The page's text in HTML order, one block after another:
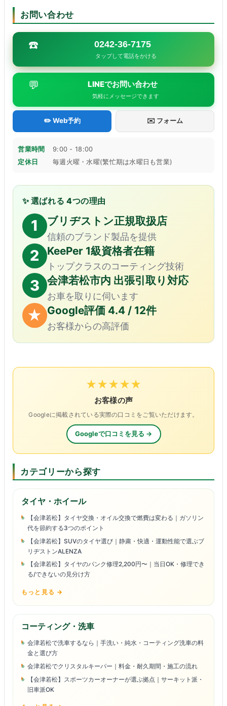
カテゴリーから探す
タイヤ・ホイール
【会津若松】タイヤ交換・オイル交換で燃費は変わる｜ガソリン
代を節約する3つのポイント
【会津若松】SUVのタイヤ選び｜静粛・快適・運動性能で選ぶブ
リヂストンALENZA
【会津若松】タイヤのパンク修理2,200円〜｜当日OK・修理でき
る/できないの見分け方
もっと見る →
コーティング・洗車
会津若松で洗車するなら｜手洗い・純水・コーティング洗車の料
金と選び方
会津若松でクリスタルキーパー｜料金・耐久期間・施工の流れ
【会津若松】スポーツカーオーナーが選ぶ拠点｜サーキット派・
旧車派OK
お問い合わせ
☎️ 0242-36-7175
タップして電話をかける
💬 LINEでお問い合わせ
気軽にメッセージできます
✏️ Web予約 ✉️ フォーム
営業時間
9:00 - 18:00
定休日
毎週火曜・水曜(繁忙期は水曜日も営業)
★★★★★
お客様の声
Googleに掲載されている実際の口コミをご覧いただけます。
Googleで口コミを見る →
✨ 選ばれる 4つの理由
1 ブリヂストン正規取扱店
信頼のブランド製品を提供
2 KeePer 1級資格者在籍
トップクラスのコーティング技術
3 会津若松市内 出張引取り対応
お車を取りに伺います
★ Google評価 4.4 / 12件
お客様からの高評価